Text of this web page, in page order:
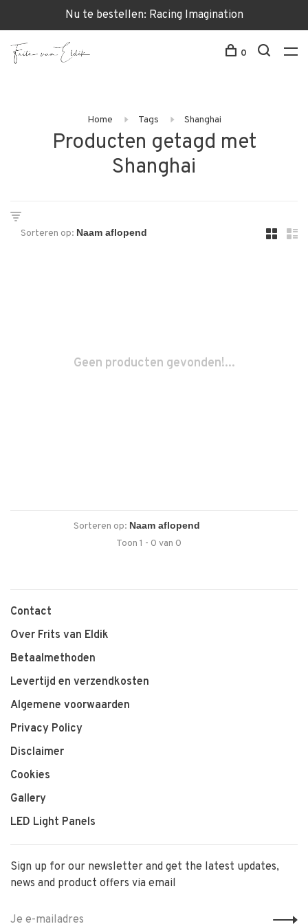
Nu te bestellen: Racing Imagination
0
Home Tags Shanghai
Producten getagd met
Shanghai
Sorteren op:
Geen producten gevonden!...
Sorteren op:
Toon 1 - 0 van 0
Contact
Over Frits van Eldik
Betaalmethoden
Levertijd en verzendkosten
Algemene voorwaarden
Privacy Policy
Disclaimer
Cookies
Gallery
LED Light Panels
Sign up for our newsletter and get the latest updates,
news and product offers via email